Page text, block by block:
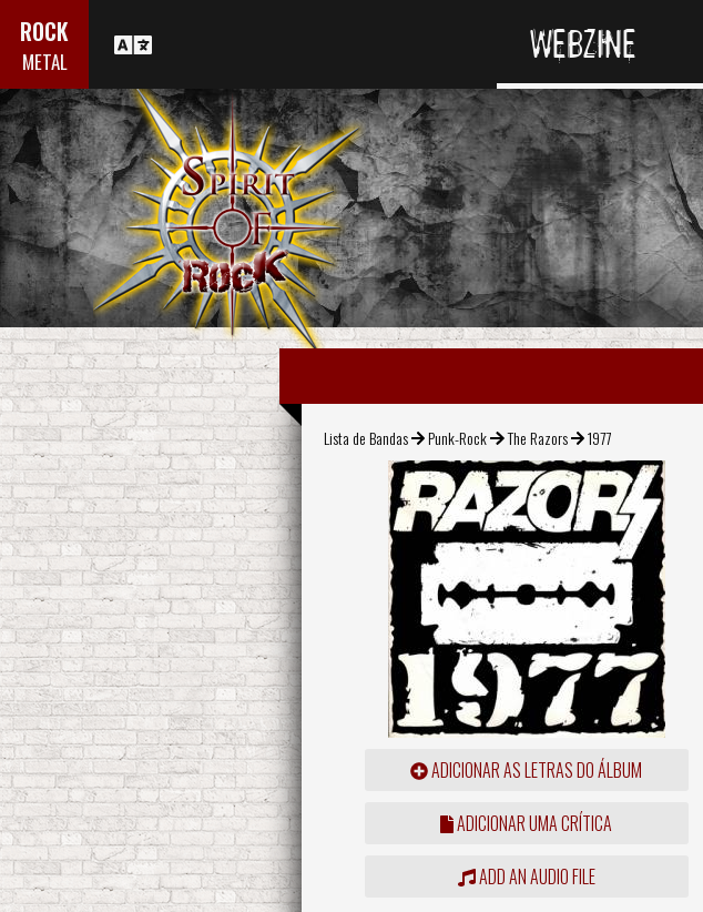
ROCK
METAL WEBZINE
Lista de Bandas Punk-Rock The Razors 1977
ADICIONAR AS LETRAS DO ÁLBUM
ADICIONAR UMA CRÍTICA
ADD AN AUDIO FILE